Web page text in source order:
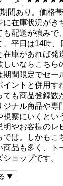
間あり。価格
に在庫状況がき
も配送が強みで
、平日は14時、
在庫があれば発
しいならこちら
期間限定でセー
イントと併用す
ても商品登録数
ジナル商品や専
視察にいくとい
明やお客様のレ
では。しかもこ
商品も多く、ト
ョップです。